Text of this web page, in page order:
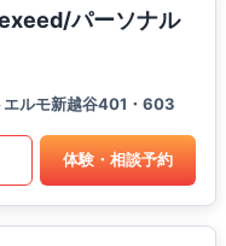
パーソナル
ルモ新越谷401・603
体験・相談予約